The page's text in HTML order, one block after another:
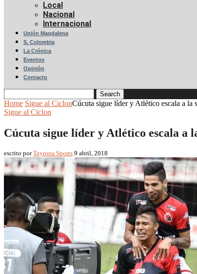
Local
Nacional
Internacional
Unión Magdalena
S. Colombia
La Crónica
Eventos
Opinión
Contacto
Search
Home Sigue al CiclonCúcuta sigue líder y Atlético escala a la
Sigue al Ciclon
Cúcuta sigue líder y Atlético escala a
escrito porTayrona Sports 9 abril, 2018